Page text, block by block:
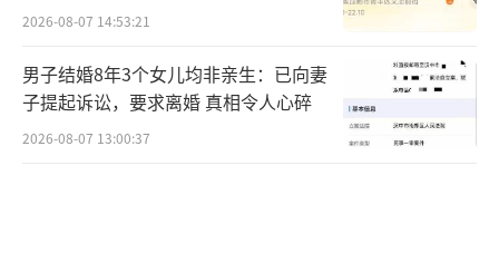
2026-08-07 14:53:21
男子结婚8年3个女儿均非亲生：已向妻
子提起诉讼，要求离婚 真相令人心碎
2026-08-07 13:00:37